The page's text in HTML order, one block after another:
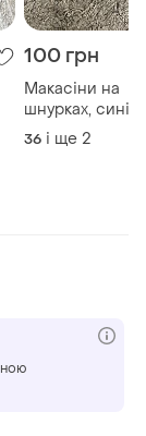
100 грн
Макасіни на
шнурках, сині,
розмір 36,37,40
36 і ще 2